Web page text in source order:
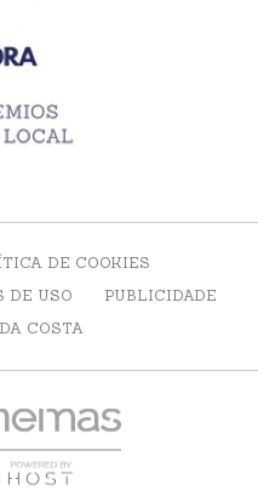
DE COOKIES
DE USO
PUBLICIDADE
COSTA